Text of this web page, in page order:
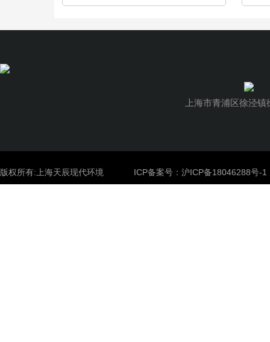
上海市青浦区徐泾
版权所有:上海天辰现代环境 ICP备案号： 沪ICP备18046288号-1